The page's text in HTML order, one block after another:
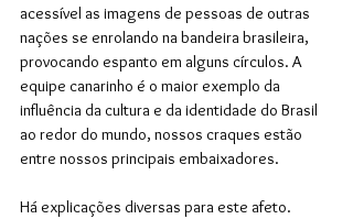
acessível as imagens de pessoas de outras
nações se enrolando na bandeira brasileira,
provocando espanto em alguns círculos. A
equipe canarinho é o maior exemplo da
influência da cultura e da identidade do Brasil
ao redor do mundo, nossos craques estão
entre nossos principais embaixadores.
Há explicações diversas para este afeto.